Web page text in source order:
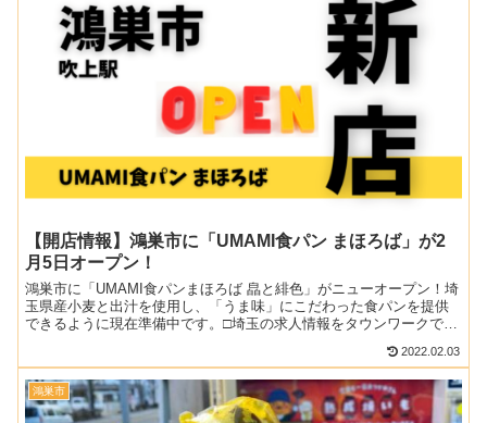
【開店情報】鴻巣市に「UMAMI食パン まほろば」が2
月5日オープン！
鴻巣市に「UMAMI食パンまほろば 皛と緋色」がニューオープン！埼
玉県産小麦と出汁を使用し、「うま味」にこだわった食パンを提供
できるように現在準備中です。□埼玉の求人情報をタウンワークで探
2022.02.03
鴻巣市